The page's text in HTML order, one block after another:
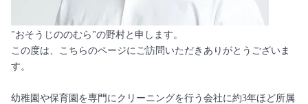
"おそうじののむら"の野村と申します。
この度は、こちらのページにご訪問いただきありがとうございま
す。
幼稚園や保育園を専門にクリーニングを行う会社に約3年ほど所属